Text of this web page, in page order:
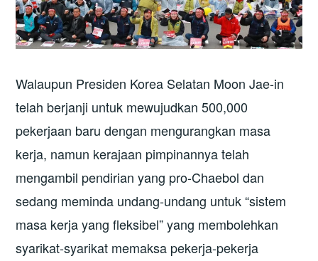
Walaupun Presiden Korea Selatan Moon Jae-in
telah berjanji untuk mewujudkan 500,000
pekerjaan baru dengan mengurangkan masa
kerja, namun kerajaan pimpinannya telah
mengambil pendirian yang pro-Chaebol dan
sedang meminda undang-undang untuk “sistem
masa kerja yang fleksibel” yang membolehkan
syarikat-syarikat memaksa pekerja-pekerja